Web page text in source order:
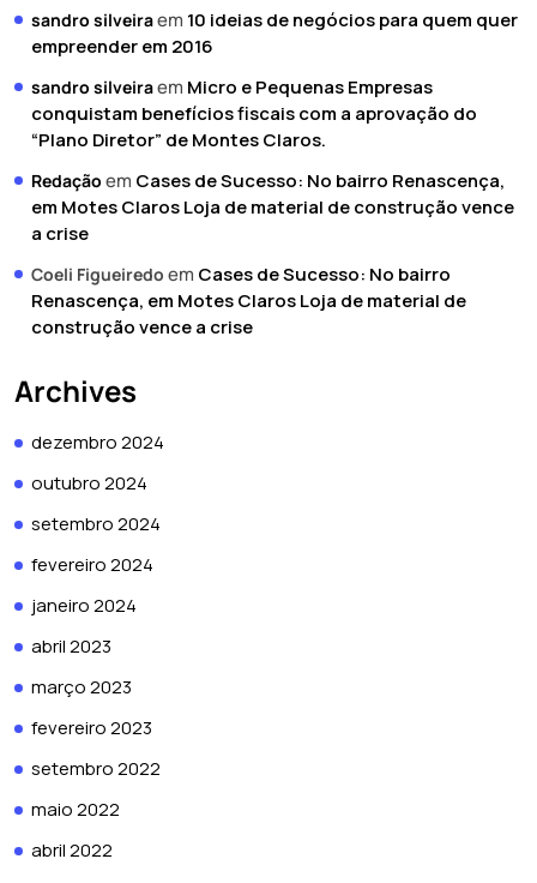
sandro silveiraem 10 ideias de negócios para quem quer
empreender em 2016
sandro silveiraem Micro e Pequenas Empresas
conquistam benefícios fiscais com a aprovação do
“Plano Diretor” de Montes Claros.
Redação em Cases de Sucesso: No bairro Renascença,
em Motes Claros Loja de material de construção vence
a crise
Coeli Figueiredo em Cases de Sucesso: No bairro
Renascença, em Motes Claros Loja de material de
construção vence a crise
Archives
dezembro 2024
outubro 2024
setembro 2024
fevereiro 2024
janeiro 2024
abril 2023
março 2023
fevereiro 2023
setembro 2022
maio 2022
abril 2022